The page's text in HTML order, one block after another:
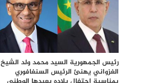
رئيس الجمهورية السيد محمد ولد الشيخ
الغزواني يهنئ الرئيس السنغافوري